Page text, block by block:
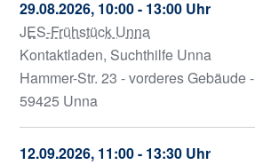
29.08.2026, 10:00 - 13:00 Uhr
JES-Frühstück Unna
Kontaktladen, Suchthilfe Unna
Hammer-Str. 23 - vorderes Gebäude -
59425 Unna
12.09.2026, 11:00 - 13:30 Uhr